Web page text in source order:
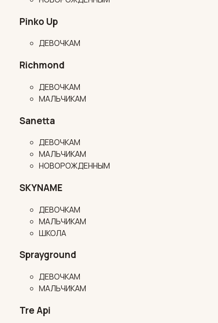
Pinko Up
ДЕВОЧКАМ
Richmond
ДЕВОЧКАМ
МАЛЬЧИКАМ
Sanetta
ДЕВОЧКАМ
МАЛЬЧИКАМ
НОВОРОЖДЕННЫМ
SKYNAME
ДЕВОЧКАМ
МАЛЬЧИКАМ
ШКОЛА
Sprayground
ДЕВОЧКАМ
МАЛЬЧИКАМ
Tre Api